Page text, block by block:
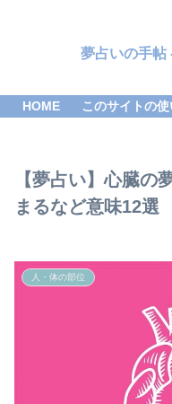
夢占いの手
HOME このサイトの
【夢占い】心臓の
まるなど意味12選
人・体の部位